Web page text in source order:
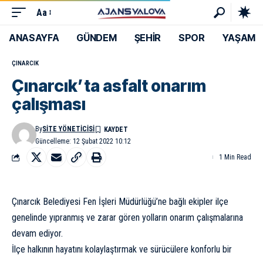
Aa
ANASAYFA GÜNDEM ŞEHİR SPOR YAŞAM
ÇINARCIK
Çınarcık’ta asfalt onarım
çalışması
Güncelleme: 12 Şubat 2022 10:12
BySITE YÖNETICISI
1 Min Read
Çınarcık Belediyesi Fen İşleri Müdürlüğü’ne bağlı ekipler ilçe
genelinde yıpranmış ve zarar gören yolların onarım çalışmalarına
devam ediyor.
İlçe halkının hayatını kolaylaştırmak ve sürücülere konforlu bir